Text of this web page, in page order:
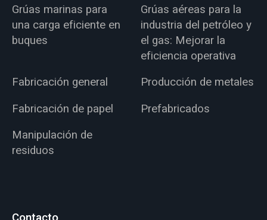
Grúas marinas para
una carga eficiente en
buques
Grúas aéreas para la
industria del petróleo y
el gas: Mejorar la
eficiencia operativa
Fabricación general
Producción de metales
Fabricación de papel
Prefabricados
Manipulación de
residuos